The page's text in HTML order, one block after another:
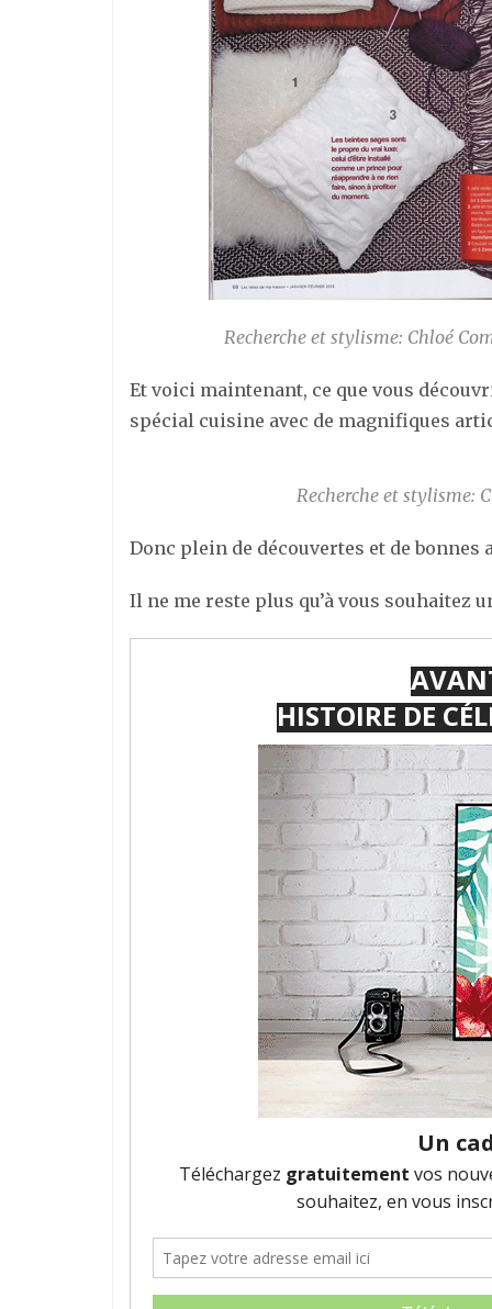
Recherche et stylisme: Chloé
Et voici maintenant, ce que vous
spécial cuisine avec de magnifiques
Recherche et stylisme:
Donc plein de découvertes et de
Il ne me reste plus qu’à vous souhaitez